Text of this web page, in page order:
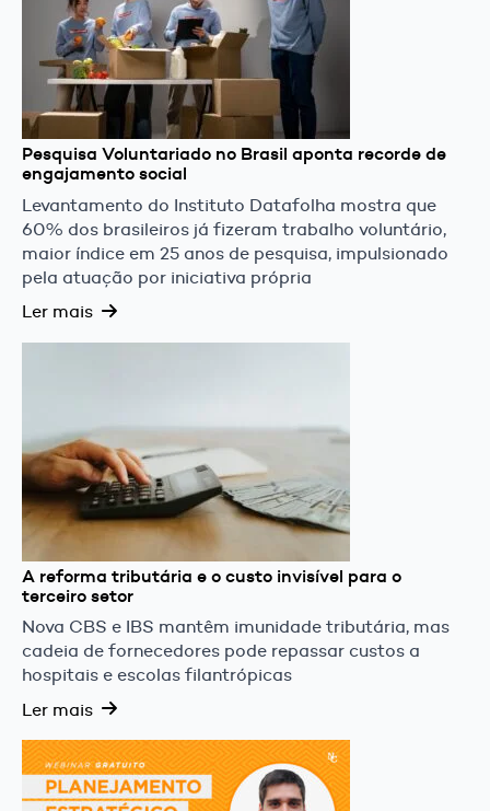
Pesquisa Voluntariado no Brasil aponta recorde de
engajamento social
Levantamento do Instituto Datafolha mostra que
60% dos brasileiros já fizeram trabalho voluntário,
maior índice em 25 anos de pesquisa, impulsionado
pela atuação por iniciativa própria
Ler mais
A reforma tributária e o custo invisível para o
terceiro setor
Nova CBS e IBS mantêm imunidade tributária, mas
cadeia de fornecedores pode repassar custos a
hospitais e escolas filantrópicas
Ler mais